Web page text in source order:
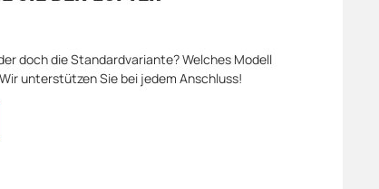
doch die Standardvariante? Welches Modell
unterstützen Sie bei jedem Anschluss!